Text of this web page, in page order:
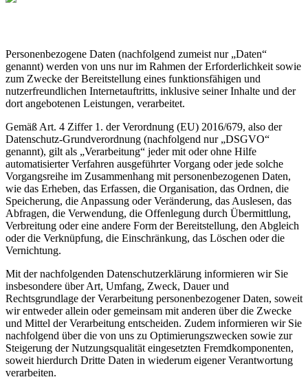
Personenbezogene Daten (nachfolgend zumeist nur „Daten“
genannt) werden von uns nur im Rahmen der Erforderlichkeit sowie
zum Zwecke der Bereitstellung eines funktionsfähigen und
nutzerfreundlichen Internetauftritts, inklusive seiner Inhalte und der
dort angebotenen Leistungen, verarbeitet.
Gemäß Art. 4 Ziffer 1. der Verordnung (EU) 2016/679, also der
Datenschutz-Grundverordnung (nachfolgend nur „DSGVO“
genannt), gilt als „Verarbeitung“ jeder mit oder ohne Hilfe
automatisierter Verfahren ausgeführter Vorgang oder jede solche
Vorgangsreihe im Zusammenhang mit personenbezogenen Daten,
wie das Erheben, das Erfassen, die Organisation, das Ordnen, die
Speicherung, die Anpassung oder Veränderung, das Auslesen, das
Abfragen, die Verwendung, die Offenlegung durch Übermittlung,
Verbreitung oder eine andere Form der Bereitstellung, den Abgleich
oder die Verknüpfung, die Einschränkung, das Löschen oder die
Vernichtung.
Mit der nachfolgenden Datenschutzerklärung informieren wir Sie
insbesondere über Art, Umfang, Zweck, Dauer und
Rechtsgrundlage der Verarbeitung personenbezogener Daten, soweit
wir entweder allein oder gemeinsam mit anderen über die Zwecke
und Mittel der Verarbeitung entscheiden. Zudem informieren wir Sie
nachfolgend über die von uns zu Optimierungszwecken sowie zur
Steigerung der Nutzungsqualität eingesetzten Fremdkomponenten,
soweit hierdurch Dritte Daten in wiederum eigener Verantwortung
verarbeiten.